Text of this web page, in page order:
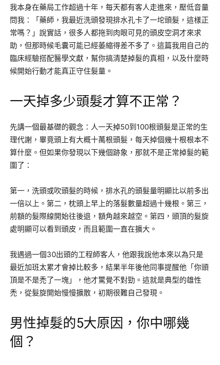
我本身在藥局工作超過十年，每天都有客人走進來，壓低音量
問我：「藥師，我最近洗頭發現排水孔卡了一坨頭髮，這樣正
常嗎？」說實話，很多人都拖到肉眼可見的頭皮空洞才來求
助，但那時候毛囊可能已經萎縮得差不多了。這篇我用自己的
臨床經驗搭配醫學文獻，幫你搞清楚掉髮的真相，以及什麼時
候開始行動才能真正守住髮量。
一天掉多少頭髮才算不正常？
先講一個最基礎的觀念：人一天掉50到100根頭髮是正常的生
理代謝，畢竟頭上有大概十萬根頭髮，每天掉個幾十根根本不
算什麼。但如果你發現以下幾個跡象，那就不是正常掉髮的範
圍了：
第一，洗頭或吹頭髮的時候，排水孔的頭髮量明顯比以前多出
一倍以上。第二，枕頭上早上的落髮數量超過十幾根。第三，
前額的髮際線開始往後退，額角越來越空。第四，頭頂的髮旋
處明顯可以看到頭皮，而且範圍一直在擴大。
我遇過一個30出頭的工程師客人，他跟我說他本來以為只是
最近加班太累才會掉比較多，結果半年後他同事提醒他「你頭
頂是不是禿了一塊」，他才驚覺不對勁。這就是典型的雄性
禿，從髮旋開始慢慢擴散，初期很難自己發現。
男性掉髮的5大原因，你中哪幾
個？